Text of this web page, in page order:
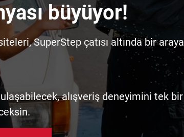
büyüyor!
SuperStep çatısı altında bir araya
alışveriş deneyimini tek bir